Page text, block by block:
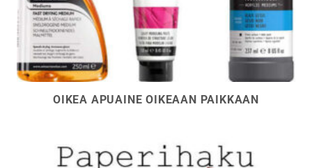
OIKEA APUAINE OIKEAAN PAIKKAAN